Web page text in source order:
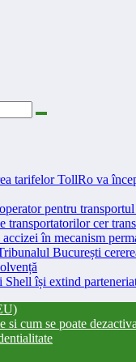
tarifelor TollRo va
pentru
transportatorilor cer
accizei în mecanism
București
își extind
si cum se poate dezactiva